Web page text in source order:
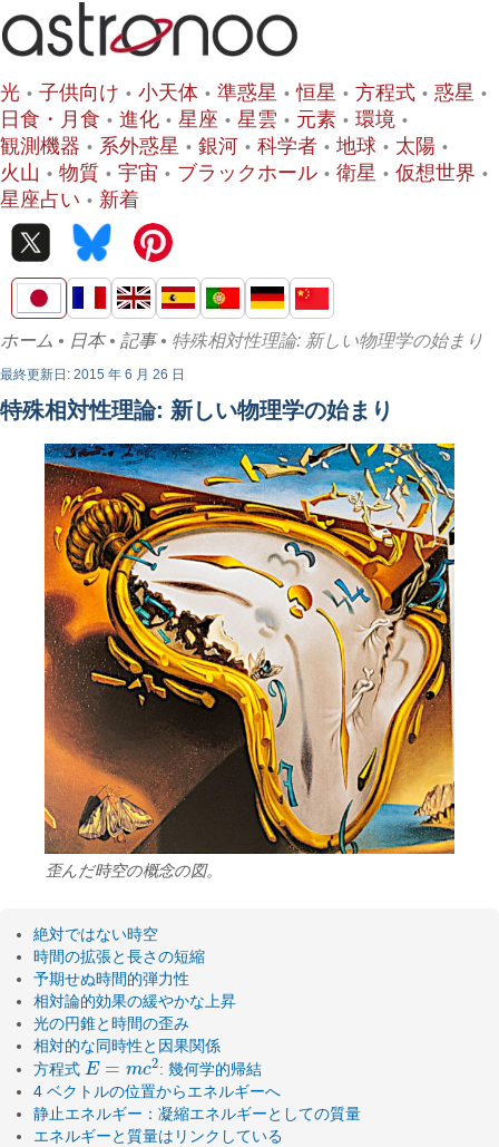
光 子供向け 小天体 準惑星 恒星 方程式
惑星
日食・月食
進化 星座 星雲 元素
環境
観測機器
系外惑星 銀河 科学者 地球
太陽
火山
物質 宇宙 ブラックホール 衛星
仮想世界
星座占い
新着
ホーム • 日本• 記事• 特殊相対性理論: 新しい物理学の始まり
最終更新日: 2015 年 6 月 26 日
特殊相対性理論: 新しい物理学の始まり
歪んだ時空の概念の図。
絶対ではない時空
時間の拡張と長さの短縮
予期せぬ時間的弾力性
相対論的効果の緩やかな上昇
光の円錐と時間の歪み
相対的な同時性と因果関係
方程式 E = mc2
E= mc 2
: 幾何学的帰結
4 ベクトルの位置からエネルギーへ
静止エネルギー：凝縮エネルギーとしての質量
エネルギーと質量はリンクしている